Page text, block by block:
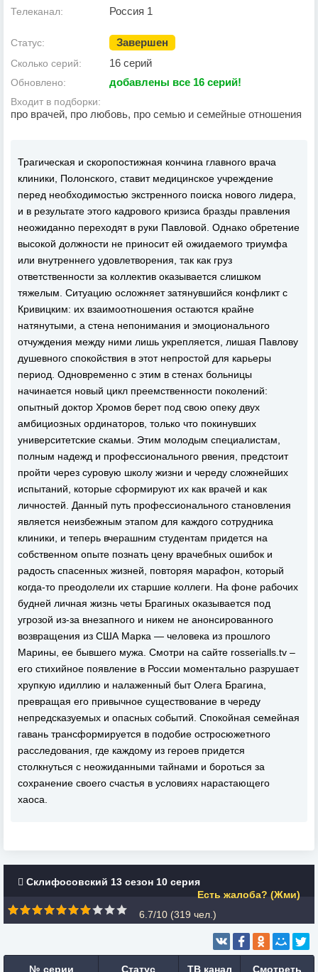
Телеканал: Россия 1
Статус: Завершен
Сколько серий: 16 серий
Обновлено: добавлены все 16 серий!
Входит в подборки:
про врачей, про любовь, про семью и семейные отношения
Трагическая и скоропостижная кончина главного врача
клиники, Полонского, ставит медицинское учреждение
перед необходимостью экстренного поиска нового лидера,
и в результате этого кадрового кризиса бразды правления
неожиданно переходят в руки Павловой. Однако обретение
высокой должности не приносит ей ожидаемого триумфа
или внутреннего удовлетворения, так как груз
ответственности за коллектив оказывается слишком
тяжелым. Ситуацию осложняет затянувшийся конфликт с
Кривицким: их взаимоотношения остаются крайне
натянутыми, а стена непонимания и эмоционального
отчуждения между ними лишь укрепляется, лишая Павлову
душевного спокойствия в этот непростой для карьеры
период. Одновременно с этим в стенах больницы
начинается новый цикл преемственности поколений:
опытный доктор Хромов берет под свою опеку двух
амбициозных ординаторов, только что покинувших
университетские скамьи. Этим молодым специалистам,
полным надежд и профессионального рвения, предстоит
пройти через суровую школу жизни и череду сложнейших
испытаний, которые сформируют их как врачей и как
личностей. Данный путь профессионального становления
является неизбежным этапом для каждого сотрудника
клиники, и теперь вчерашним студентам придется на
собственном опыте познать цену врачебных ошибок и
радость спасенных жизней, повторяя марафон, который
когда-то преодолели их старшие коллеги. На фоне рабочих
будней личная жизнь четы Брагиных оказывается под
угрозой из-за внезапного и никем не анонсированного
возвращения из США Марка — человека из прошлого
Марины, ее бывшего мужа. Смотри на сайте rosserialls.tv –
его стихийное появление в России моментально разрушает
хрупкую идиллию и налаженный быт Олега Брагина,
превращая его привычное существование в череду
непредсказуемых и опасных событий. Спокойная семейная
гавань трансформируется в подобие остросюжетного
расследования, где каждому из героев придется
столкнуться с неожиданными тайнами и бороться за
сохранение своего счастья в условиях нарастающего
хаоса.
Склифосовский 13 сезон 10 серия
Есть жалоба? (Жми)
6.7/10 (319 чел.)
№ серии Статус ТВ канал Смотреть